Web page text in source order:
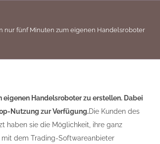
nur fünf Minuten zum eigenen Handelsroboter
Handelsroboter zu erstellen. Dabei
Nutzung zur Verfügung.Die Kunden des
haben sie die Möglichkeit, ihre ganz
dem Trading-Softwareanbieter